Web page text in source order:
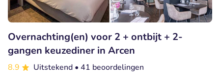
Overnachting(en) voor 2 + ontbijt + 2-
gangen keuzediner in Arcen
8.9 Uitstekend • 41 beoordelingen